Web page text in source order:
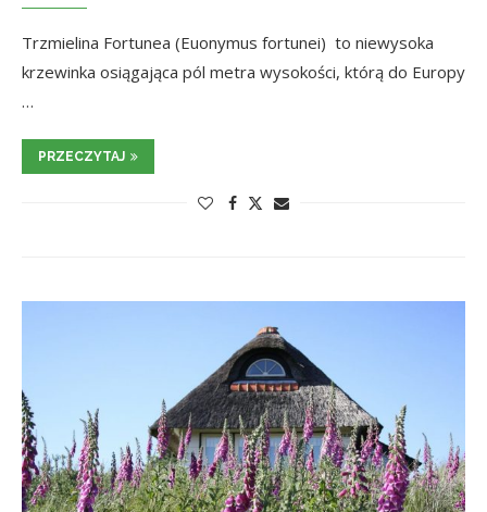
Trzmielina Fortunea (Euonymus fortunei) to niewysoka
krzewinka osiągająca pól metra wysokości, którą do Europy
…
PRZECZYTAJ